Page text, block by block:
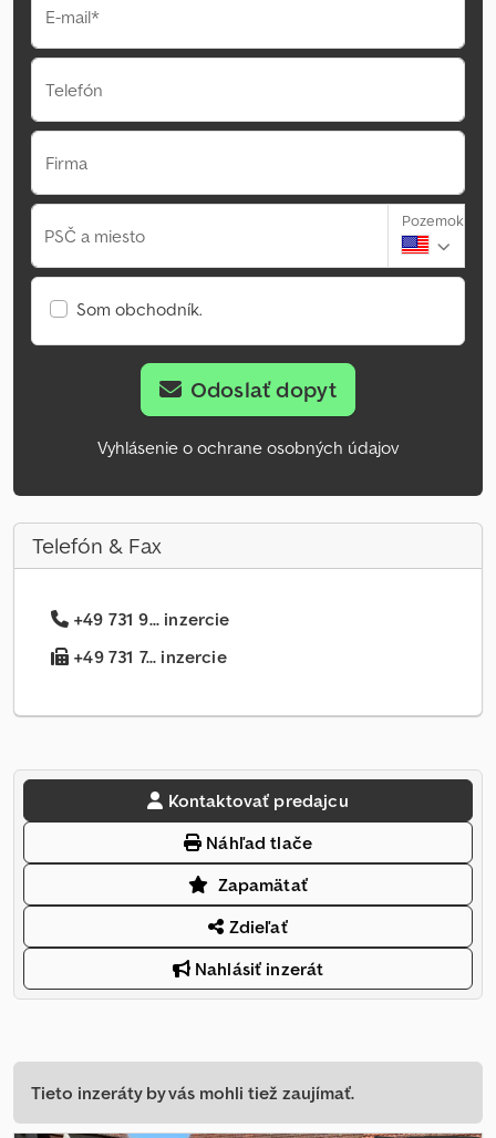
E-mail*
Telefón
Firma
PSČ a miesto
Pozemok
Som obchodník.
Odoslať dopyt
Vyhlásenie o ochrane osobných údajov
Telefón & Fax
+49 731 9... inzercie
+49 731 7... inzercie
Kontaktovať predajcu
Náhľad tlače
Zapamätať
Zdieľať
Nahlásiť inzerát
Tieto inzeráty by vás mohli tiež zaujímať.